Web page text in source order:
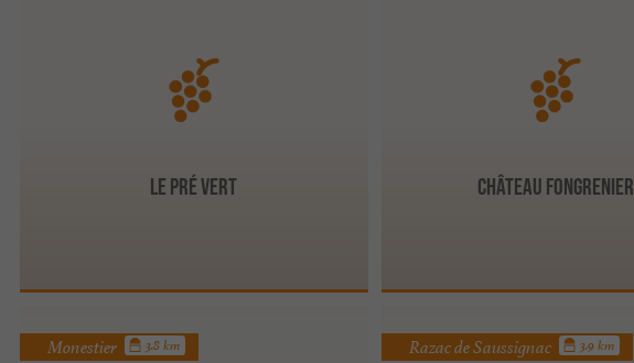
Le Pré Vert Château Fongrenier
Monestier 3.8 km Razac de Saussignac 3.9 km